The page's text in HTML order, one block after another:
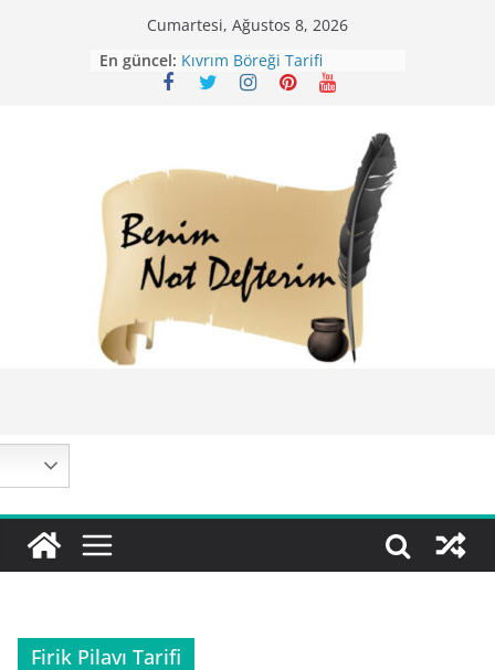
Cumartesi, Ağustos 8, 2026
En güncel: Mirik Köfte Tarifi – Sivas
Kıvrım Böreği Tarifi
Nohutlu Pirinç Pilavı Tarifi
Firik Pilavı Tarifi